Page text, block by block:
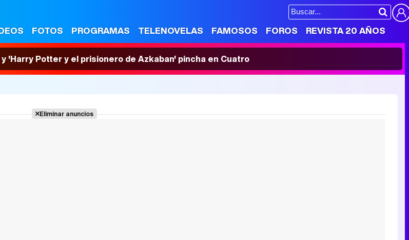
FOTOS PROGRAMAS TELENOVELAS FAMOSOS FOROS REVISTA 20 AÑOS
'Harry Potter y el prisionero de Azkaban' pincha en Cuatro
Eliminar anuncios